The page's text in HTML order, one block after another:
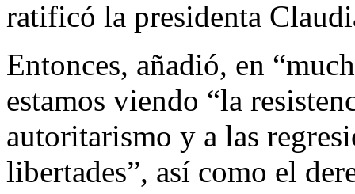
ratificó la presidenta
Entonces, añadió, en
estamos viendo “la
autoritarismo y a las
libertades”, así como el